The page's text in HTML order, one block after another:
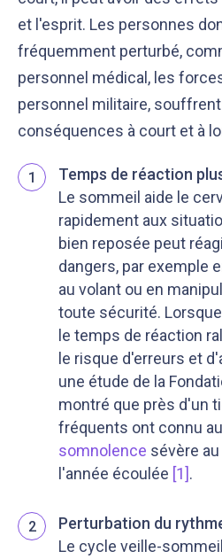
et l'esprit. Les personnes
fréquemment perturbé,
personnel médical, les
personnel militaire,
conséquences à court et à
1
Temps de réaction
Le sommeil aide le
rapidement aux
bien reposée peut
dangers, par exemple
au volant ou en
toute sécurité.
le temps de réaction
le risque d'erreurs et
une étude de la
montré que près d'un
fréquents ont connu
somnolence sévère
l'année écoulée [1].
2
Perturbation du
Le cycle veille-